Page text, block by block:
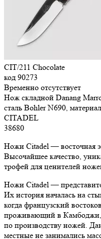
CIT/211 Chocolate
код 90273
Временно отсутствует
Нож складной Danang
сталь Bohler N690,
CITADEL
38680
Ножи Citadel — восточная
Высочайшее качество,
трофей для ценителей
Ножи Citadel —
Их история началась на
когда французский
проживающий в
по производству ножей.
местные не занимались